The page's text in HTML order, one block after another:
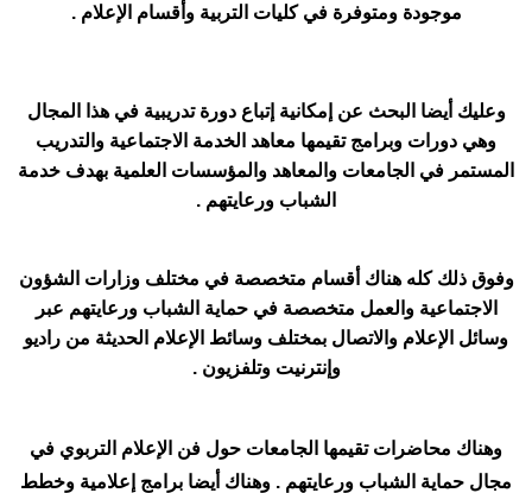
موجودة ومتوفرة في كليات التربية وأقسام الإعلام .
وعليك أيضا البحث عن إمكانية إتباع دورة تدريبية في هذا المجال
وهي دورات وبرامج تقيمها معاهد الخدمة الاجتماعية والتدريب
المستمر في الجامعات والمعاهد والمؤسسات العلمية بهدف خدمة
الشباب ورعايتهم .
وفوق ذلك كله هناك أقسام متخصصة في مختلف وزارات الشؤون
الاجتماعية والعمل متخصصة في حماية الشباب ورعايتهم عبر
وسائل الإعلام والاتصال بمختلف وسائط الإعلام الحديثة من راديو
وإنترنيت وتلفزيون .
وهناك محاضرات تقيمها الجامعات حول فن الإعلام التربوي في
مجال حماية الشباب ورعايتهم . وهناك أيضا برامج إعلامية وخطط